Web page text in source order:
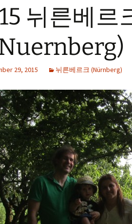
뉘른베르
29, 2015 뉘른베르크 (Nürnberg)